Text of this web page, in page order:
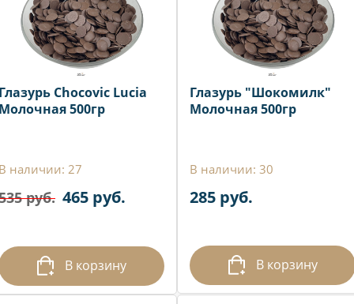
Chocovic Lucia
500гр
наличии: 27
руб. 465 руб.
В корзину
Глазурь "Шокомилк"
Молочная 500гр
В наличии: 30
285 руб.
В корзину